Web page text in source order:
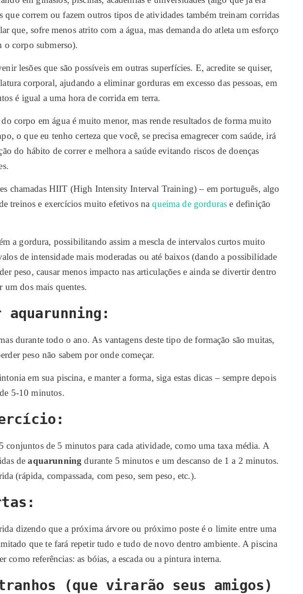
correm ou fazem outros tipos de atividades também treinam corridas
que, sofre menos atrito com a água, mas demanda do atleta um esforço
o corpo submerso).
lesões que são possíveis em outras superfícies. E, acredite se quiser,
corporal, ajudando a eliminar gorduras em excesso das pessoas, em
é igual a uma hora de corrida em terra.
corpo em água é muito menor, mas rende resultados de forma muito
o que eu tenho certeza que você, se precisa emagrecer com saúde, irá
do hábito de correr e melhora a saúde evitando riscos de doenças
chamadas HIIT (High Intensity Interval Training) – em português, algo
treinos e exercícios muito efetivos naqueima de gorduras e definição
a gordura, possibilitando assim a mescla de intervalos curtos muito
de intensidade mais moderadas ou até baixos (dando a possibilidade
peso, causar menos impacto nas articulações e ainda se divertir dentro
um dos mais quentes.
durante todo o ano. As vantagens deste tipo de formação são muitas,
peso não sabem por onde começar.
em sua piscina, e manter a forma, siga estas dicas – sempre depois
5-10 minutos.
conjuntos de 5 minutos para cada atividade, como uma taxa média. A
deaquarunning durante 5 minutos e um descanso de 1 a 2 minutos.
(rápida, compassada, com peso, sem peso, etc.).
dizendo que a próxima árvore ou próximo poste é o limite entre uma
que te fará repetir tudo e tudo de novo dentro ambiente. A piscina
como referências: as bóias, a escada ou a pintura interna.
(que virarão seus amigos)